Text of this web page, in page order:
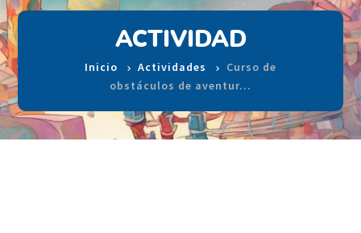
ACTIVIDAD
Inicio Actividades
Curso de
obstáculos de aventur…